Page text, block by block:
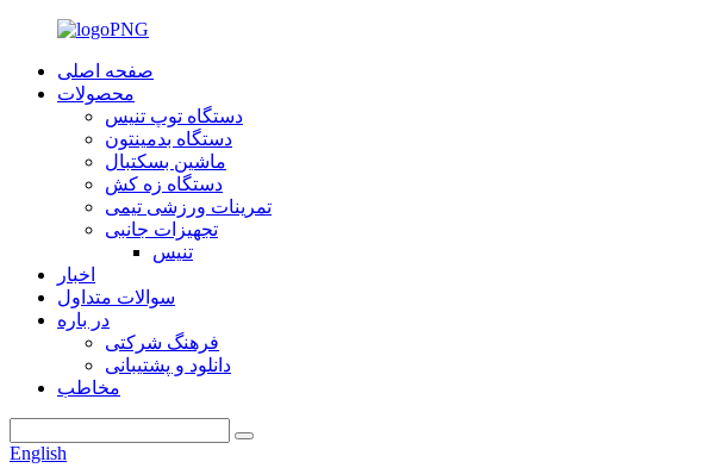
صفحه اصلی
محصولات
دستگاه توپ تنیس
دستگاه بدمینتون
ماشین بسکتبال
دستگاه زه کش
تمرینات ورزشی تیمی
تجهیزات جانبی
تنیس
اخبار
سوالات متداول
در باره
فرهنگ شرکتی
دانلود و پشتیبانی
مخاطب
English